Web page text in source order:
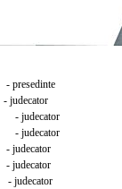
- judecator
- judecator
judecator